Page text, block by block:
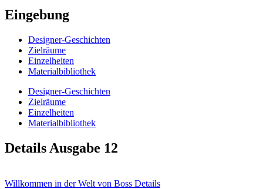
Eingebung
Designer-Geschichten
Zielräume
Einzelheiten
Materialbibliothek
Designer-Geschichten
Zielräume
Einzelheiten
Materialbibliothek
Details Ausgabe 12
Willkommen in der Welt von Boss Details